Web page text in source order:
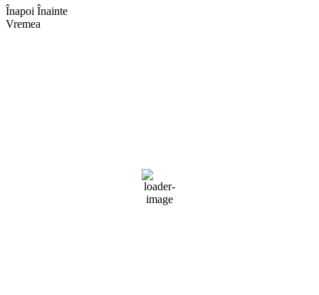
Înapoi Înainte
Vremea
Rafală vânturi:
Nori: